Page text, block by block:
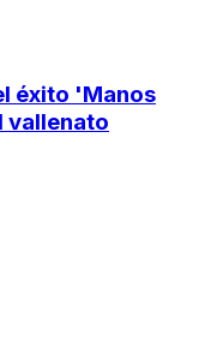
éxito 'Manos
vallenato